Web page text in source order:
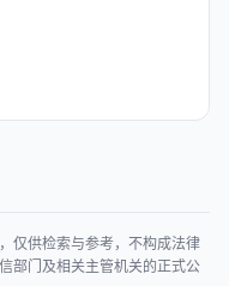
仅供检索与参考，不构成法律
部门及相关主管机关的正式公